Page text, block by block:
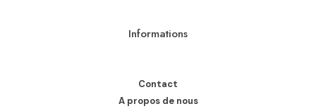
Informations
Contact
A propos de nous